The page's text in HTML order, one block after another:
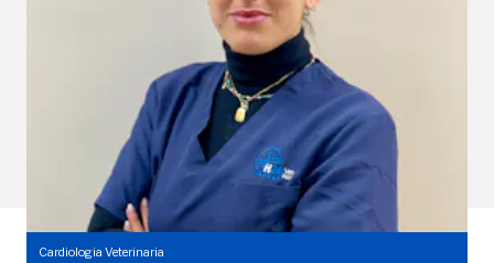
Cardiologia Veterinaria